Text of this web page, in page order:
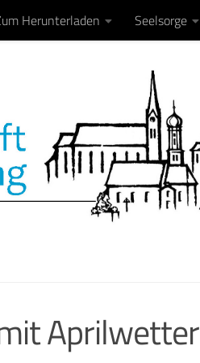
Herunterladen Seelsorge
Aprilwetter